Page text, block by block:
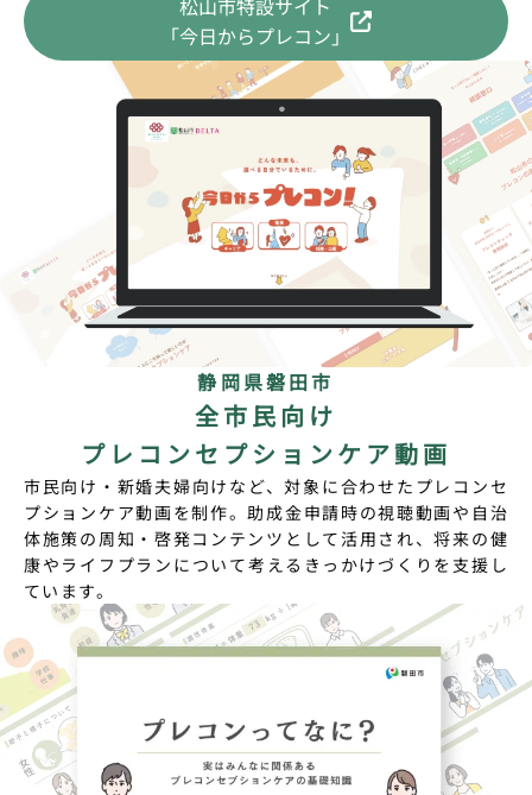
松山市特設サイト
「今日からプレコン」
静岡県磐田市
全市民向け
プレコンセプションケア動画
市民向け・新婚夫婦向けなど、対象に合わせたプレコンセ
プションケア動画を制作。助成金申請時の視聴動画や自治
体施策の周知・啓発コンテンツとして活用され、将来の健
康やライフプランについて考えるきっかけづくりを支援し
ています。